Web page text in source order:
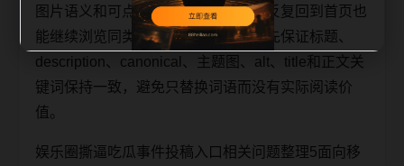
图片语义和可点击入口，让用户不用反复回到首页也
能继续浏览同类内容。每日更新时优先保证标题、
description、canonical、主题图、alt、title和正文关
键词保持一致，避免只替换词语而没有实际阅读价
值。
娱乐圈撕逼吃瓜事件投稿入口相关问题整理5面向移